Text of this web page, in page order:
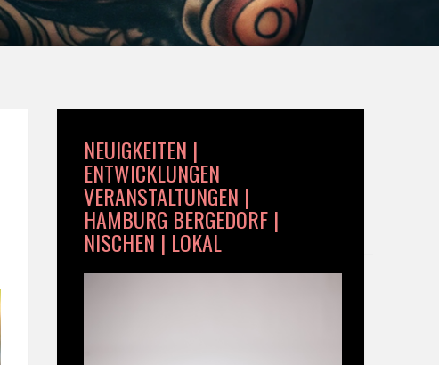
NEUIGKEITEN |
ENTWICKLUNGEN
VERANSTALTUNGEN |
HAMBURG BERGEDORF |
NISCHEN | LOKAL